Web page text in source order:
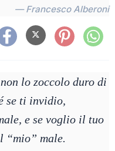
— Francesco Alberoni
lo zoccolo duro di
se ti invidio,
e se voglio il tuo
“mio” male.